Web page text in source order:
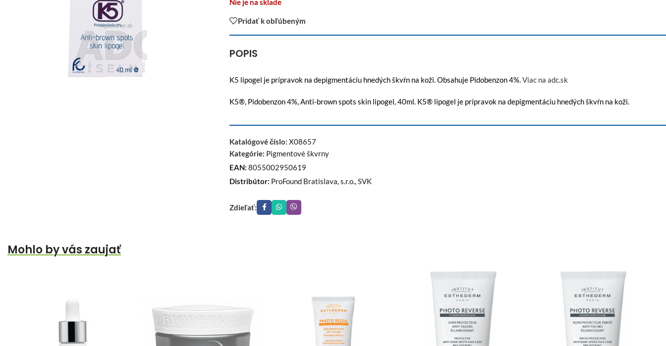
Nie je na sklade
Pridať k obľúbeným
POPIS
K5 lipogel je prípravok na depigmentáciu hnedých škvŕn na koži. Obsahuje Pidobenzon 4%.Viac na adc.sk
K5®, Pidobenzon 4%, Anti-brown spots skin lipogel, 40ml. K5® lipogel je prípravok na depigmentáciu hnedých škvŕn na koži.
Katalógové číslo: X08657
Kategórie: Pigmentové škvrny
EAN: 8055002950619
Distribútor: ProFound Bratislava, s.r.o., SVK
Zdieľať:
Mohlo by vás zaujať